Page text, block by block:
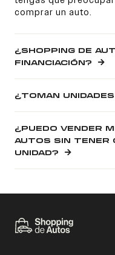
comprar un auto.
¿SHOPPING DE
FINANCIACIÓN?
¿TOMAN
¿PUEDO VENDER
AUTOS SIN TENER
UNIDAD?